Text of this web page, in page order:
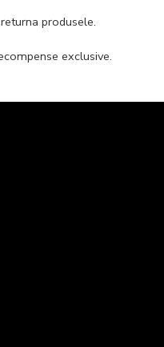
produsele.
exclusive.